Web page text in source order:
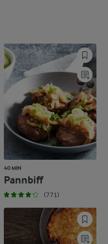
40 MIN
Pannbiff
(771)